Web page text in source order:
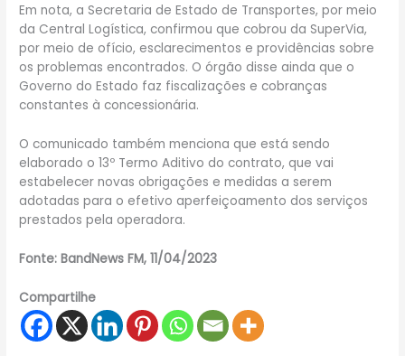
Em nota, a Secretaria de Estado de Transportes, por meio
da Central Logística, confirmou que cobrou da SuperVia,
por meio de ofício, esclarecimentos e providências sobre
os problemas encontrados. O órgão disse ainda que o
Governo do Estado faz fiscalizações e cobranças
constantes à concessionária.
O comunicado também menciona que está sendo
elaborado o 13º Termo Aditivo do contrato, que vai
estabelecer novas obrigações e medidas a serem
adotadas para o efetivo aperfeiçoamento dos serviços
prestados pela operadora.
Fonte: BandNews FM, 11/04/2023
Compartilhe